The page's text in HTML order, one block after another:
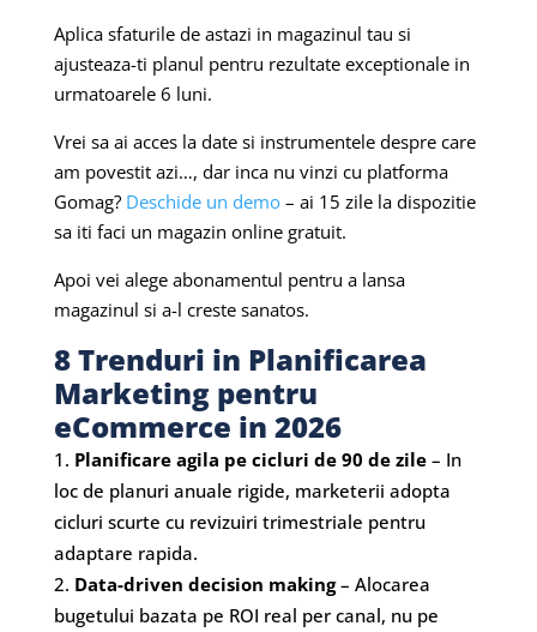
Aplica sfaturile de astazi in magazinul tau si
ajusteaza-ti planul pentru rezultate exceptionale in
urmatoarele 6 luni.
Vrei sa ai acces la date si instrumentele despre care
am povestit azi…, dar inca nu vinzi cu platforma
Gomag? Deschide un demo– ai 15 zile la dispozitie
sa iti faci un magazin online gratuit.
Apoi vei alege abonamentul pentru a lansa
magazinul si a-l creste sanatos.
8 Trenduri in Planificarea
Marketing pentru
eCommerce in 2026
Planificare agila pe cicluri de 90 de zile– In
loc de planuri anuale rigide, marketerii adopta
cicluri scurte cu revizuiri trimestriale pentru
adaptare rapida.
Data-driven decision making– Alocarea
bugetului bazata pe ROI real per canal, nu pe